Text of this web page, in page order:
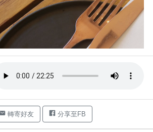
轉寄好友 分享至FB